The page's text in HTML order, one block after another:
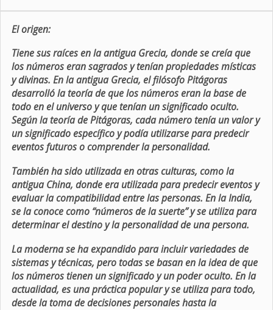
El origen:
Tiene sus raíces en la antigua Grecia, donde se creía que
los números eran sagrados y tenían propiedades místicas
y divinas. En la antigua Grecia, el filósofo Pitágoras
desarrolló la teoría de que los números eran la base de
todo en el universo y que tenían un significado oculto.
Según la teoría de Pitágoras, cada número tenía un valor y
un significado específico y podía utilizarse para predecir
eventos futuros o comprender la personalidad.
También ha sido utilizada en otras culturas, como la
antigua China, donde era utilizada para predecir eventos y
evaluar la compatibilidad entre las personas. En la India,
se la conoce como “números de la suerte” y se utiliza para
determinar el destino y la personalidad de una persona.
La moderna se ha expandido para incluir variedades de
sistemas y técnicas, pero todas se basan en la idea de que
los números tienen un significado y un poder oculto. En la
actualidad, es una práctica popular y se utiliza para todo,
desde la toma de decisiones personales hasta la